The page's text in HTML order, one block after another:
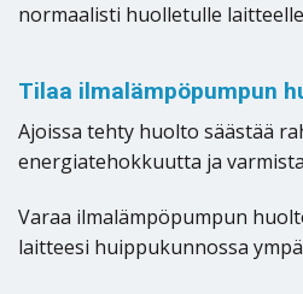
normaalisti huolletulle
Tilaa ilmalämpöpumpun
Ajoissa tehty huolto säästää
energiatehokkuutta ja
Varaa ilmalämpöpumpun
laitteesi huippukunnossa